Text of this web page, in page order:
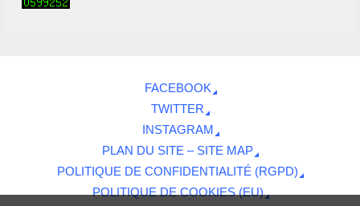
FACEBOOK
TWITTER
INSTAGRAM
PLAN DU SITE – SITE MAP
POLITIQUE DE CONFIDENTIALITÉ (RGPD)
POLITIQUE DE COOKIES (EU)